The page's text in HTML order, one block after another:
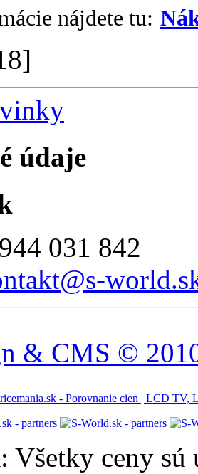
nájdete tu:
údaje
031 842
& CMS ©
Všetky ceny sú